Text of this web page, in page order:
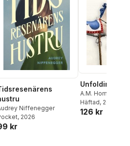
Niffenegger
, 2026
kr
Unfolding
A.M. Homes
Häftad, 2023
126 kr